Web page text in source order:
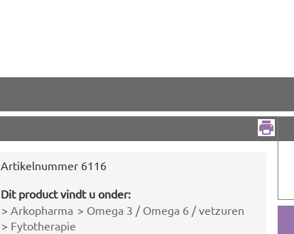
Artikelnummer 6116
Dit product vindt u onder:
> Arkopharma > Omega 3 / Omega 6 / vetzuren
> Fytotherapie